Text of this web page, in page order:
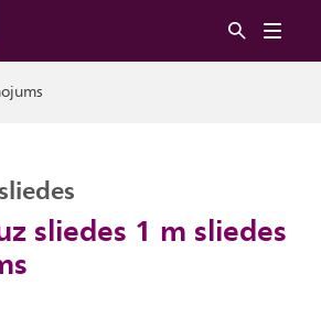
sliedes 1 m sliedes